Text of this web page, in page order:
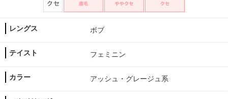
レングス ボブ
テイスト フェミニン
カラー アッシュ・グレージュ系